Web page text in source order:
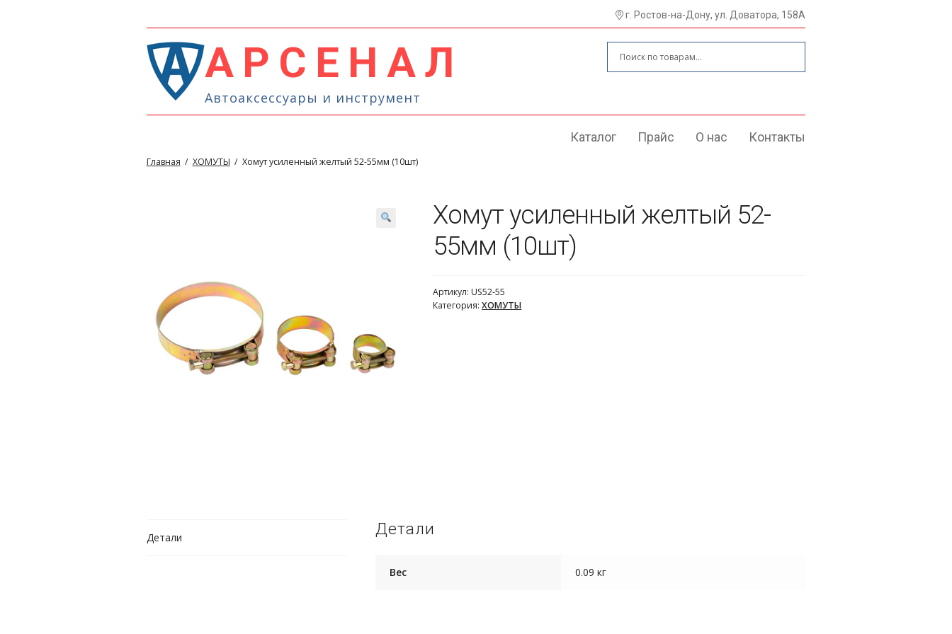
г. Ростов-на-Дону, ул. Доватора, 158А
АРСЕНАЛ
Автоаксессуары и инструмент
Каталог Прайс О нас Контакты
Главная / ХОМУТЫ / Хомут усиленный желтый 52-55мм (10шт)
Хомут усиленный желтый 52-
55мм (10шт)
Артикул:US52-55
Категория:ХОМУТЫ
Детали Детали
Вес 0.09 кг